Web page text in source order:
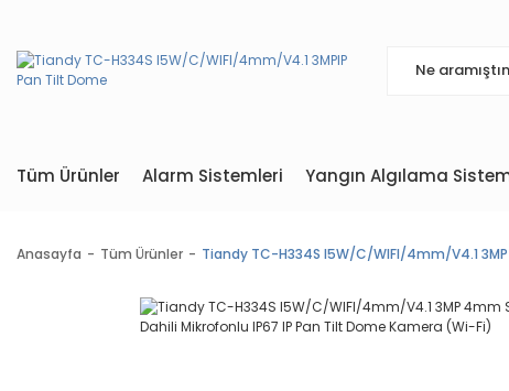
Tüm Ürünler Alarm Sistemleri Yangın Algılama
Anasayfa Tüm Ürünler Tiandy TC-H334S I5W/C/WIFI/4mm/V4.1